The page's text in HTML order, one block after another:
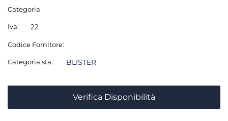
Categoria
Iva: 22
Codice Fornitore:
Categoria sta.: BLISTER
Verifica Disponibilità